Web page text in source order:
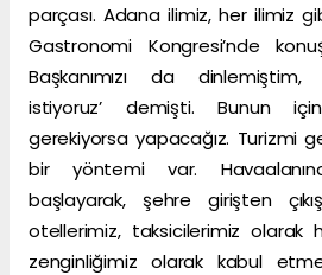
parçası. Adana ilimiz, her ilimiz
Gastronomi Kongresi’nde
Başkanımızı da
istiyoruz’ demişti. Bunun
gerekiyorsa yapacağız. Turizmi
bir yöntemi var.
başlayarak, şehre girişten
otellerimiz, taksicilerimiz olarak
zenginliğimiz olarak kabul